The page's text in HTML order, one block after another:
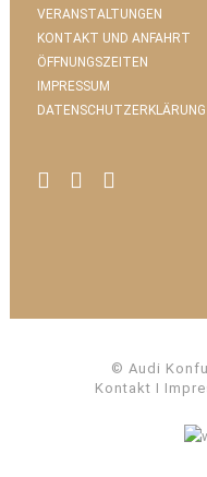
VERANSTALTUNGEN
KONTAKT UND ANFAHRT
ÖFFNUNGSZEITEN
IMPRESSUM
DATENSCHUTZERKLÄRUNG
© Audi
Kontakt I